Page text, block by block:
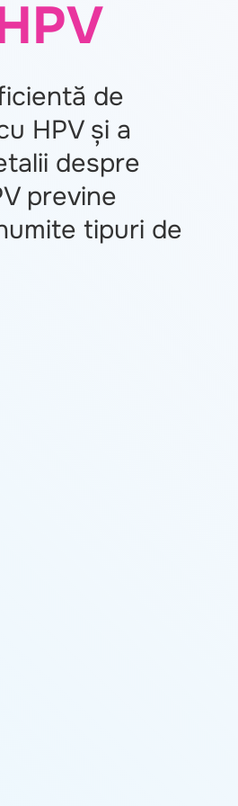
de
HPV și a
despre
previne
tipuri de